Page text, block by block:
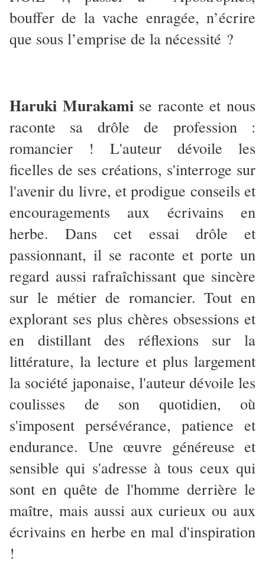
bouffer de la vache enragée, n’écrire
que sous l’emprise de la nécessité ?
Haruki Murakamise raconte et nous
raconte sa drôle de profession :
romancier ! L'auteur dévoile les
ficelles de ses créations, s'interroge sur
l'avenir du livre, et prodigue conseils et
encouragements aux écrivains en
herbe. Dans cet essai drôle et
passionnant, il se raconte et porte un
regard aussi rafraîchissant que sincère
sur le métier de romancier. Tout en
explorant ses plus chères obsessions et
en distillant des réflexions sur la
littérature, la lecture et plus largement
la société japonaise, l'auteur dévoile les
coulisses de son quotidien, où
s'imposent persévérance, patience et
endurance. Une œuvre généreuse et
sensible qui s'adresse à tous ceux qui
sont en quête de l'homme derrière le
maître, mais aussi aux curieux ou aux
écrivains en herbe en mal d'inspiration
!